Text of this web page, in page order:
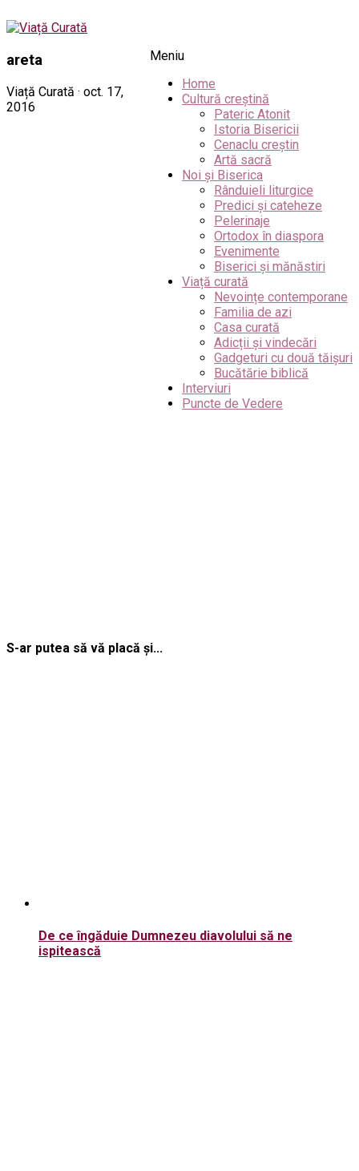
Meniu
Home
Cultură creștină
Pateric Atonit
Istoria Bisericii
Cenaclu creștin
Artă sacră
Noi și Biserica
Rânduieli liturgice
Predici și cateheze
Pelerinaje
Ortodox în diaspora
Evenimente
Biserici și mănăstiri
Viață curată
Nevoințe contemporane
Familia de azi
Casa curată
Adicții și vindecări
Gadgeturi cu două tăișuri
Bucătărie biblică
Interviuri
Puncte de Vedere
areta
Viață Curată · oct. 17,
2016
S-ar putea să vă placă și...
De ce îngăduie Dumnezeu diavolului să ne
ispitească